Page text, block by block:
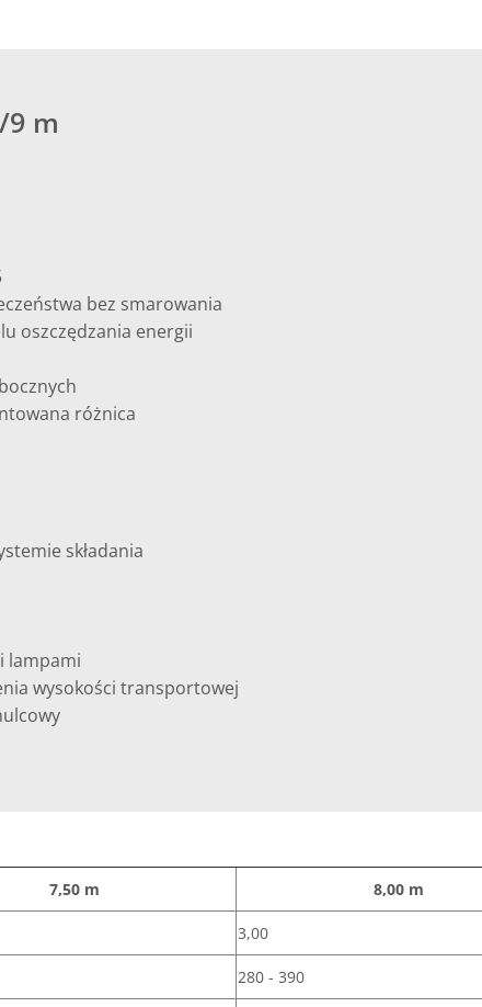
9 m
bez smarowania
oszczędzania energii
różnica
składania
lampami
wysokości transportowej
7,50 m 8,00 m
3,00
280 - 390